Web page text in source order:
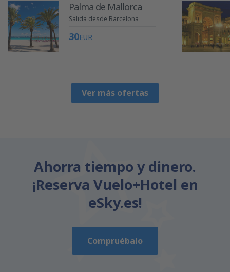
Palma de Mallorca
Salida desde Barcelona
30EUR
Ver más ofertas
Ahorra tiempo y dinero.
¡Reserva Vuelo+Hotel en
eSky.es!
Compruébalo